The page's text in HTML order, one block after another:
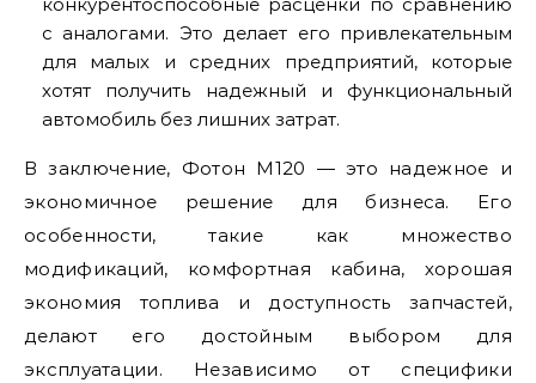
с аналогами. Это делает его привлекательным
для малых и средних предприятий, которые
хотят получить надежный и функциональный
автомобиль без лишних затрат.
В заключение, Фотон M120 — это надежное и
экономичное решение для бизнеса. Его
особенности, такие как множество
модификаций, комфортная кабина, хорошая
экономия топлива и доступность запчастей,
делают его достойным выбором для
эксплуатации. Независимо от специфики